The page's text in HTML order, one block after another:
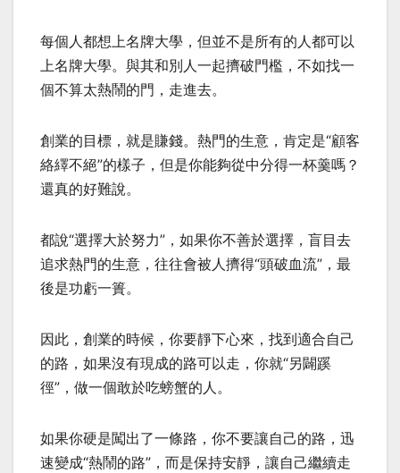
每個人都想上名牌大學，但並不是所有的人都可以
上名牌大學。與其和別人一起擠破門檻，不如找一
個不算太熱鬧的門，走進去。
創業的目標，就是賺錢。熱門的生意，肯定是“顧客
絡繹不絕”的樣子，但是你能夠從中分得一杯羹嗎？
還真的好難說。
都說“選擇大於努力”，如果你不善於選擇，盲目去
追求熱門的生意，往往會被人擠得“頭破血流”，最
後是功虧一簣。
因此，創業的時候，你要靜下心來，找到適合自己
的路，如果沒有現成的路可以走，你就“另闢蹊
徑”，做一個敢於吃螃蟹的人。
如果你硬是闖出了一條路，你不要讓自己的路，迅
速變成“熱鬧的路”，而是保持安靜，讓自己繼續走